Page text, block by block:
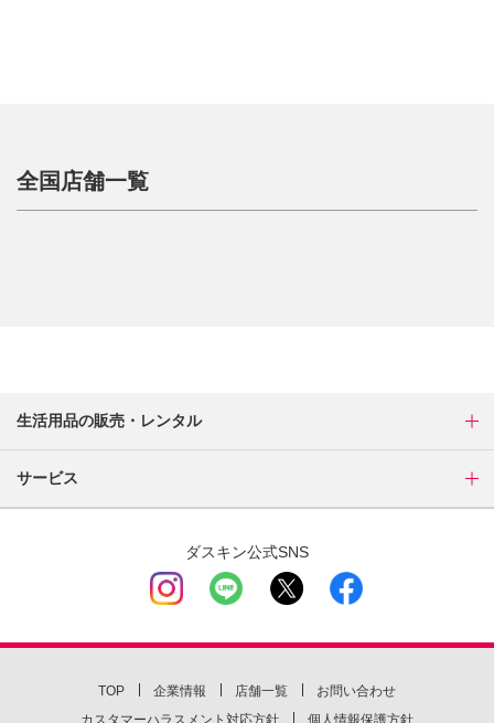
全国店舗一覧
生活用品の販売・レンタル
サービス
ダスキン公式SNS
TOP 企業情報 店舗一覧
お問い合わせ
カスタマーハラスメント対応方針
個人情報保護方針